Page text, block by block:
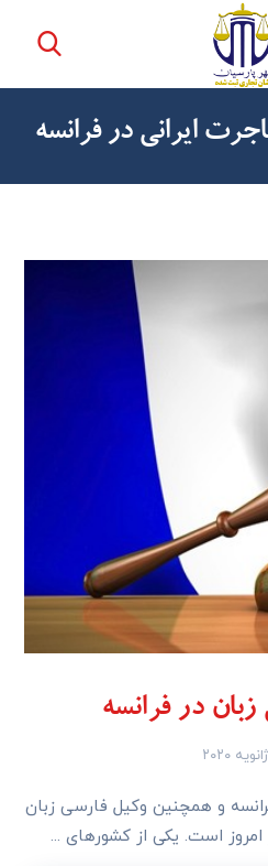
ایرانی در فرانسه
در فرانسه
و همچنین وکیل فارسی زبان
است. یکی از کشورهای ...